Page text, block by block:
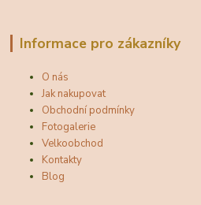
Informace pro zákazníky
O nás
Jak nakupovat
Obchodní podmínky
Fotogalerie
Velkoobchod
Kontakty
Blog